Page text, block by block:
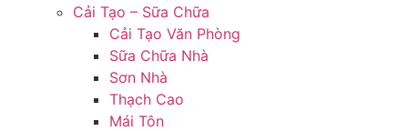
Cải Tạo – Sữa Chữa
Cải Tạo Văn Phòng
Sữa Chữa Nhà
Sơn Nhà
Thạch Cao
Mái Tôn